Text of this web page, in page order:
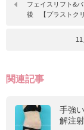
フェイスリフト&
後 【プラストクリ
関連記事
手強
解注